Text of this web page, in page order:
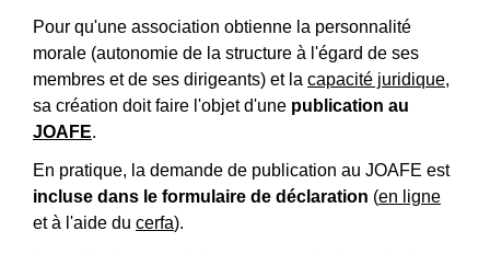
Pour qu'une association obtienne la personnalité
morale (autonomie de la structure à l'égard de ses
membres et de ses dirigeants) et la capacité juridique,
sa création doit faire l'objet d'une publication au
JOAFE.
En pratique, la demande de publication au JOAFE est
incluse dans le formulaire de déclaration (en ligne
et à l'aide du cerfa).